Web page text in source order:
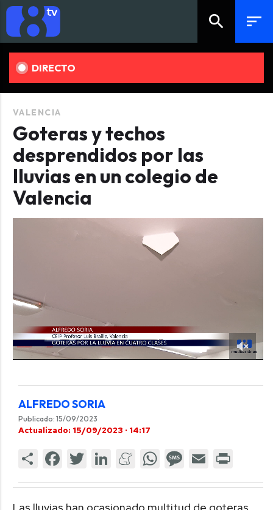
search sort
DIRECTO
VALENCIA
Goteras y techos
desprendidos por las
lluvias en un colegio de
Valencia
ALFREDO SORIA
Publicado: 15/09/2023
Actualizado: 15/09/2023 · 14:17